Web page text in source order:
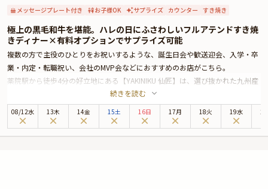
メッセージプレート付き お子様OK サプライズ カウンター すき焼き
極上の黒毛和牛を堪能。ハレの日にふさわしいフルアテンドすき焼
きディナー×有料オプションでサプライズ可能
複数の方で主役のひとりをお祝いするような、誕生日会や歓送迎会、入学・卒
業・内定・転職祝い、会社のMVP会などにおすすめのお店がこちら。
薬院駅から徒歩4分の好立地にある【YAKINIKU 仙匠】は、選び抜かれた九州産
の黒毛和牛を楽しめる名店。スタイリッシュな空間が広がる店内は、特別な夜
にぴったりの雰囲気を演出します。
【YAKINIKU 仙匠】が提供する「すき焼きフルアテンドプラン」は、大切な夜
続きを読む
08/12水 13木 14金 15土 16日 17月 18火 19水